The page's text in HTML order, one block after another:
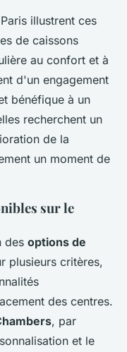
illustrent ces
de caissons
au confort et à
d'un engagement
bénéfique à un
recherchent un
de la
un moment de
sur le
des options de
plusieurs critères,
des centres.
, par
et le